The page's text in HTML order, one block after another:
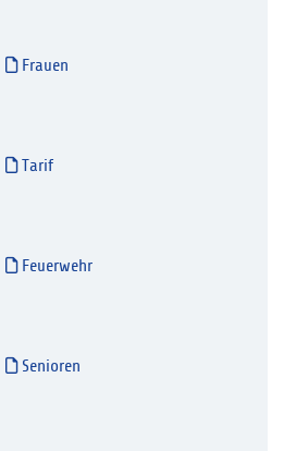
Frauen
Tarif
Feuerwehr
Senioren